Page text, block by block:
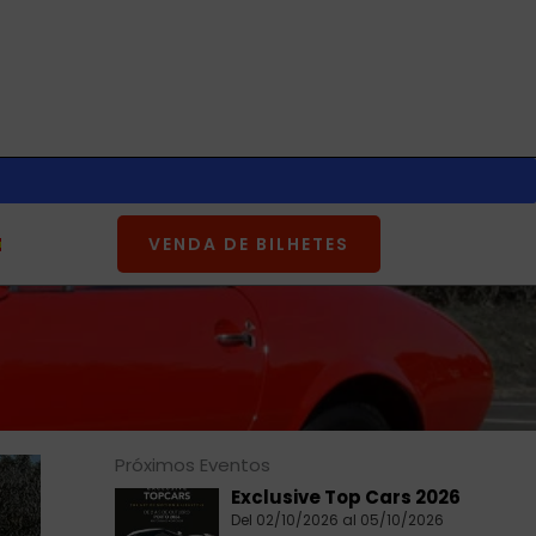
VENDA DE BILHETES
Próximos Eventos
Exclusive Top Cars 2026
Del 02/10/2026 al 05/10/2026